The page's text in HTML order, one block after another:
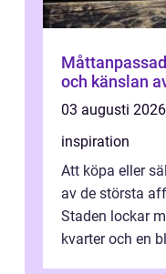
Måttanpassade
och känslan
03 augusti 2026
inspiration
Att köpa eller
av de största
Staden lockar
kvarter och en